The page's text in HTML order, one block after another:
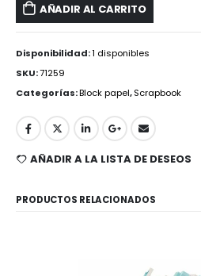
AÑADIR AL CARRITO
Disponibilidad:1 disponibles
SKU:71259
Categorías:Block papel,Scrapbook
AÑADIR A LA LISTA DE DESEOS
PRODUCTOS RELACIONADOS